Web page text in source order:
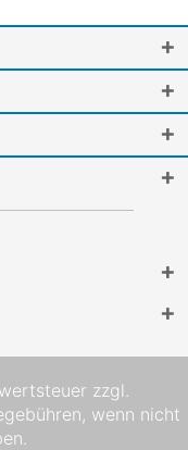
zzgl.
wenn nicht